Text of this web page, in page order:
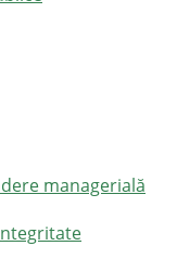
managerială